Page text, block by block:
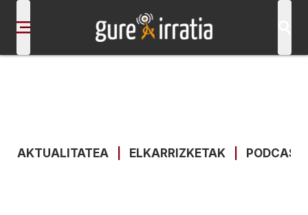
AKTUALITATEA ELKARRIZKETAK